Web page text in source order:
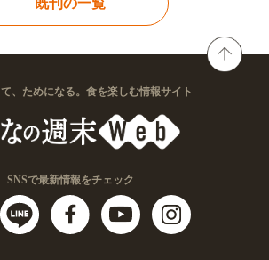
既刊の一覧
、ためになる。食を楽しむ情報サイト
SNSで最新情報をチェック